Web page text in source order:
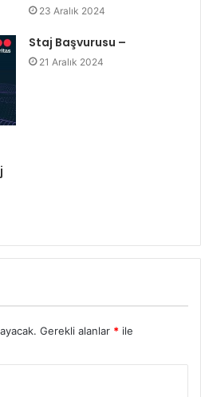
23 Aralık 2024
Staj Başvurusu –
21 Aralık 2024
Gerekli alanlar * ile